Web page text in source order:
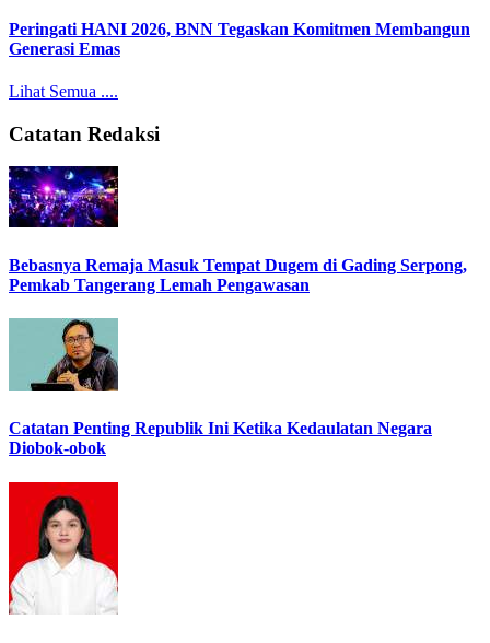
Peringati HANI 2026, BNN Tegaskan Komitmen Membangun
Generasi Emas
Lihat Semua ....
Catatan Redaksi
Bebasnya Remaja Masuk Tempat Dugem di Gading Serpong,
Pemkab Tangerang Lemah Pengawasan
Catatan Penting Republik Ini Ketika Kedaulatan Negara
Diobok-obok